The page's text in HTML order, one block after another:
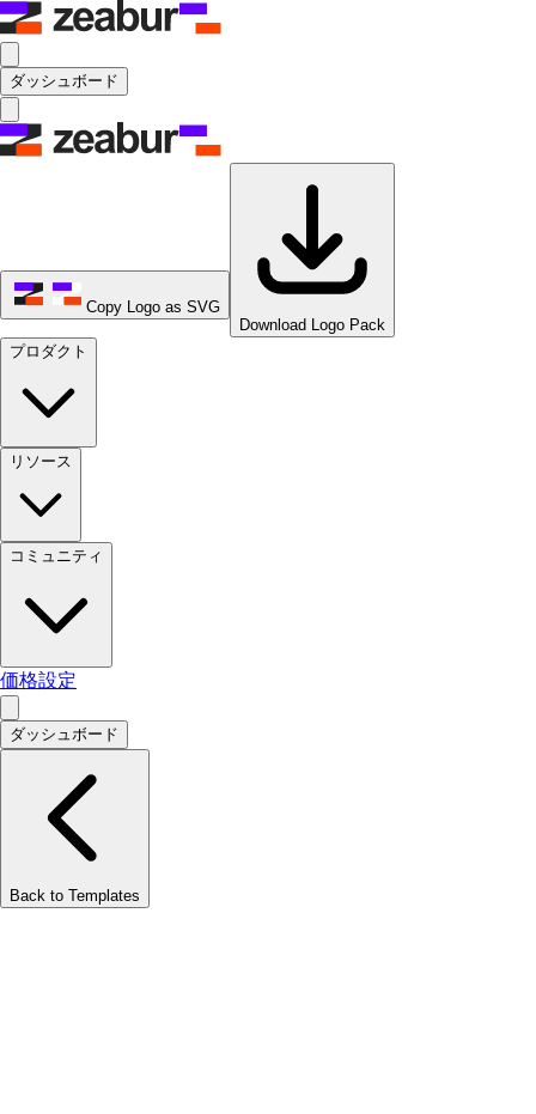
ダッシュボード
Copy Logo as SVG
Download Logo Pack
プロダクト
リソース
コミュニティ
価格設定
ダッシュボード
Back to Templates